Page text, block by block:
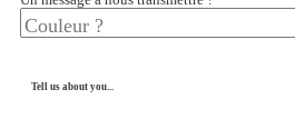
Tell us about you...